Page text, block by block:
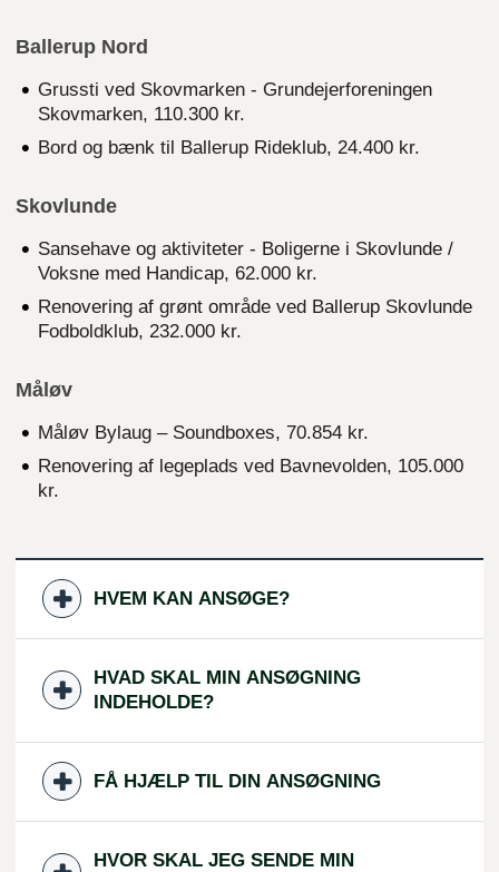
Ballerup Nord
Grussti ved Skovmarken - Grundejerforeningen
Skovmarken, 110.300 kr.
Bord og bænk til Ballerup Rideklub, 24.400 kr.
Skovlunde
Sansehave og aktiviteter - Boligerne i Skovlunde /
Voksne med Handicap, 62.000 kr.
Renovering af grønt område ved Ballerup Skovlunde
Fodboldklub, 232.000 kr.
Måløv
Måløv Bylaug – Soundboxes, 70.854 kr.
Renovering af legeplads ved Bavnevolden, 105.000
kr.
HVEM KAN ANSØGE?
HVAD SKAL MIN ANSØGNING
INDEHOLDE?
FÅ HJÆLP TIL DIN ANSØGNING
HVOR SKAL JEG SENDE MIN